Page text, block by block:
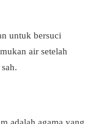
untuk bersuci
air setelah
adalah agama yang